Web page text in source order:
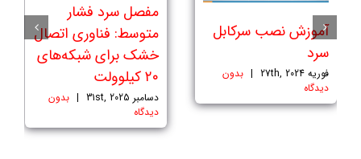
مفصل سرد فشار
متوسط: فناوری اتصال
خشک برای شبکه‌های
۲۰ کیلوولت
دسامبر 31st, 2025 | بدون
ديدگاه
آموزش نصب سرکابل
سرد
فوریه 27th, 2024 | بدون
ديدگاه